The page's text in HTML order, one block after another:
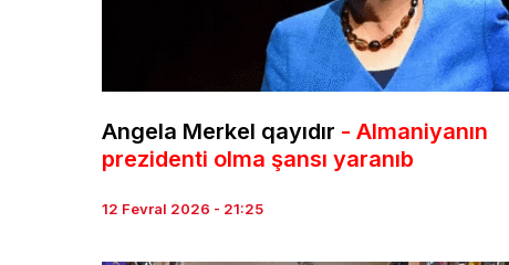
Angela Merkel qayıdır - Almaniyanın
prezidenti olma şansı yaranıb
12 Fevral 2026 - 21:25